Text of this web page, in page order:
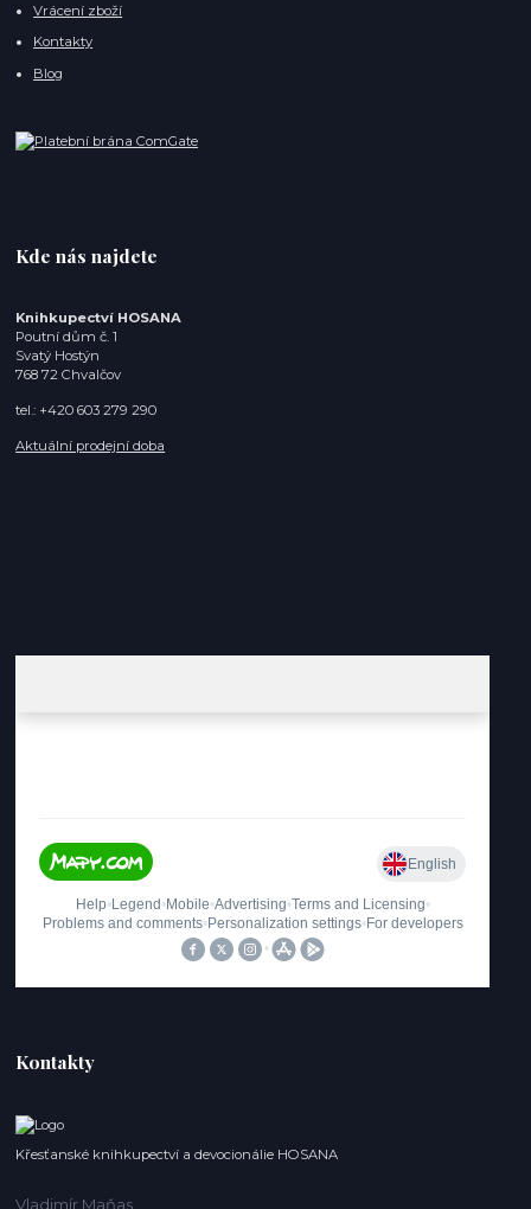
Vrácení zboží
Kontakty
Blog
Kde nás najdete
Knihkupectví HOSANA
Poutní dům č. 1
Svatý Hostýn
768 72 Chvalčov
tel.: +420 603 279 290
Aktuální prodejní doba
Kontakty
Křesťanské knihkupectví a devocionálie HOSANA
Vladimír Maňas